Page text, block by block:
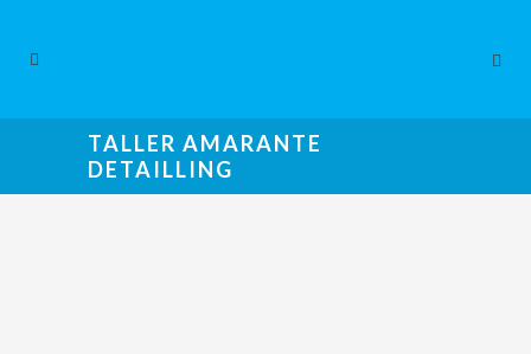
TALLER AMARANTE
DETAILLING